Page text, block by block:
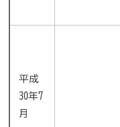
平成
30年7
月